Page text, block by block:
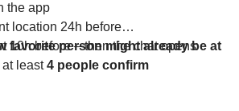
the app
location 24h before
10h before – then the chat opens
at least4 people confirm
30 min before - so everyone
way
favorite person might already be at